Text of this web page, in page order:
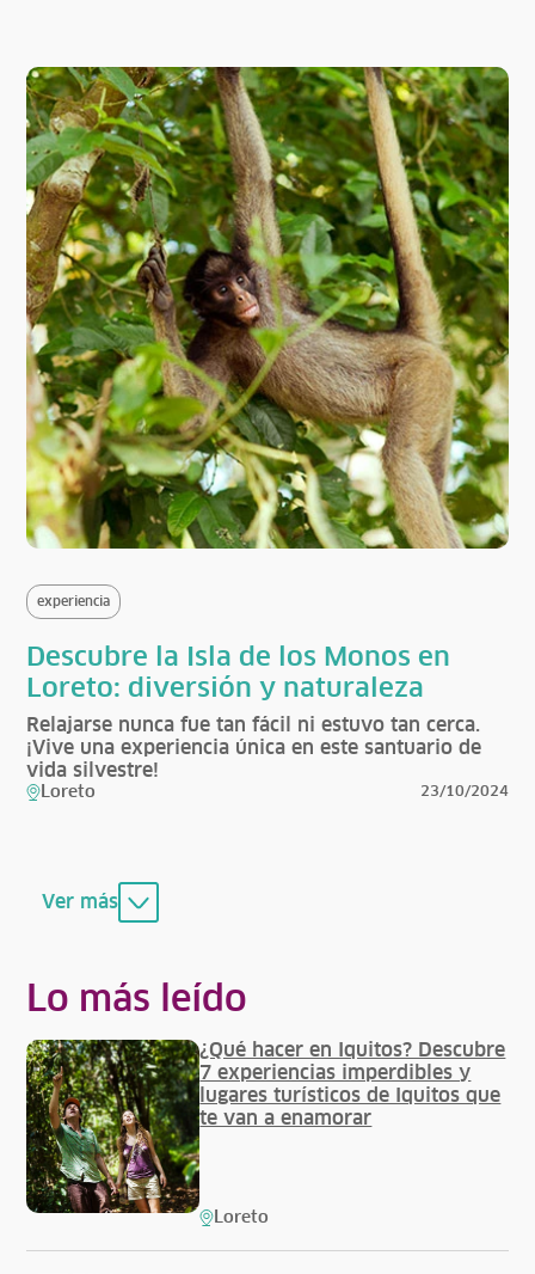
experiencia
Descubre la Isla de los Monos en
Loreto: diversión y naturaleza
Relajarse nunca fue tan fácil ni estuvo tan cerca.
¡Vive una experiencia única en este santuario de
vida silvestre!
Loreto 23/10/2024
Ver más
Lo más leído
¿Qué hacer en Iquitos? Descubre
7 experiencias imperdibles y
lugares turísticos de Iquitos que
te van a enamorar
Loreto